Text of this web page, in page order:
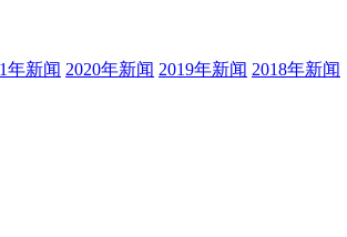
年新闻 2020年新闻 2019年新闻 2018年新闻